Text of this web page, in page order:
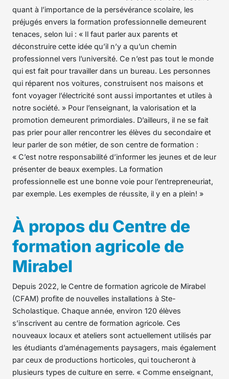
quant à l’importance de la persévérance scolaire, les
préjugés envers la formation professionnelle demeurent
tenaces, selon lui : « Il faut parler aux parents et
déconstruire cette idée qu’il n’y a qu’un chemin
professionnel vers l’université. Ce n’est pas tout le monde
qui est fait pour travailler dans un bureau. Les personnes
qui réparent nos voitures, construisent nos maisons et
font voyager l’électricité sont aussi importantes et utiles à
notre société. » Pour l’enseignant, la valorisation et la
promotion demeurent primordiales. D’ailleurs, il ne se fait
pas prier pour aller rencontrer les élèves du secondaire et
leur parler de son métier, de son centre de formation :
« C’est notre responsabilité d’informer les jeunes et de leur
présenter de beaux exemples. La formation
professionnelle est une bonne voie pour l’entrepreneuriat,
par exemple. Les exemples de réussite, il y en a plein! »
À propos du Centre de
formation agricole de
Mirabel
Depuis 2022, le Centre de formation agricole de Mirabel
(CFAM) profite de nouvelles installations à Ste-
Scholastique. Chaque année, environ 120 élèves
s’inscrivent au centre de formation agricole. Ces
nouveaux locaux et ateliers sont actuellement utilisés par
les étudiants d’aménagements paysagers, mais également
par ceux de productions horticoles, qui toucheront à
plusieurs types de culture en serre. « Comme enseignant,